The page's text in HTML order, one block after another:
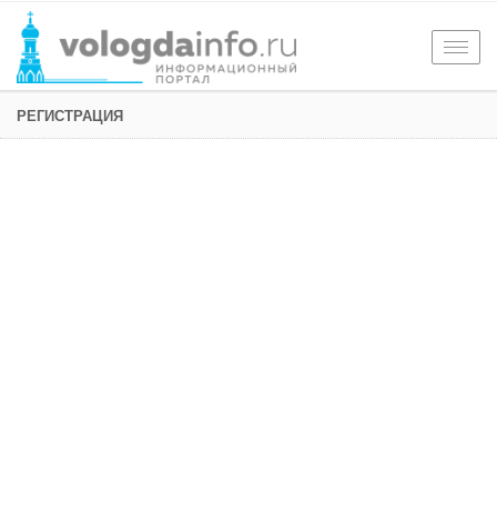
РЕГИСТРАЦИЯ